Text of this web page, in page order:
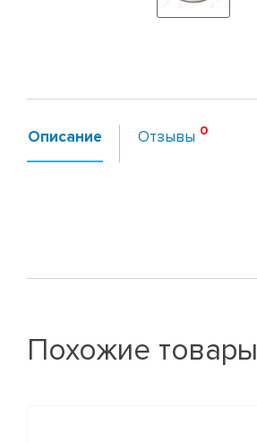
Описание Отзывы
Похожие товары